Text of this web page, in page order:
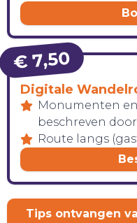
€ 7,50
Digitale
Monumenten
beschreven
Route langs
Tips ontvangen